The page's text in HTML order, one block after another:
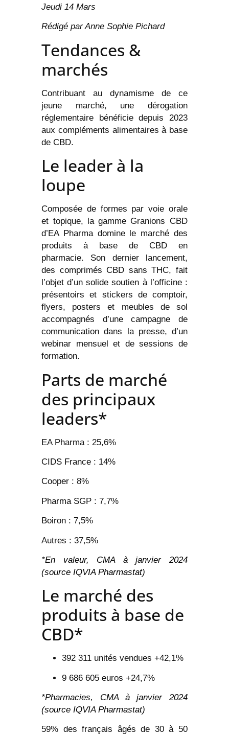
Jeudi 14 Mars
Rédigé par Anne Sophie Pichard
Tendances &
marchés
Contribuant au dynamisme de ce
jeune marché, une dérogation
réglementaire bénéficie depuis 2023
aux compléments alimentaires à base
de CBD.
Le leader à la
loupe
Composée de formes par voie orale
et topique, la gamme Granions CBD
d’EA Pharma domine le marché des
produits à base de CBD en
pharmacie. Son dernier lancement,
des comprimés CBD sans THC, fait
l’objet d’un solide soutien à l’officine :
présentoirs et stickers de comptoir,
flyers, posters et meubles de sol
accompagnés d’une campagne de
communication dans la presse, d’un
webinar mensuel et de sessions de
formation.
Parts de marché
des principaux
leaders*
EA Pharma : 25,6%
CIDS France : 14%
Cooper : 8%
Pharma SGP : 7,7%
Boiron : 7,5%
Autres : 37,5%
*En valeur, CMA à janvier 2024
(source IQVIA Pharmastat)
Le marché des
produits à base de
CBD*
392 311 unités vendues +42,1%
9 686 605 euros +24,7%
*Pharmacies, CMA à janvier 2024
(source IQVIA Pharmastat)
59% des français âgés de 30 à 50